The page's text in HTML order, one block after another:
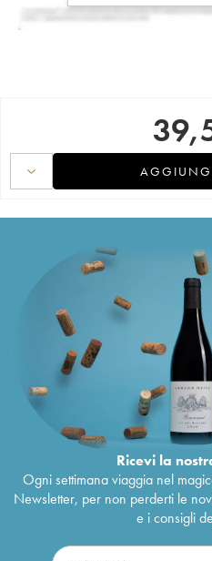
Ricevi la
Ogni settimana viaggia nel
Newsletter, per non perderti le
e i consigli